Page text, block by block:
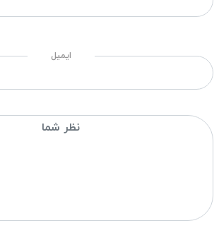
ایمیل